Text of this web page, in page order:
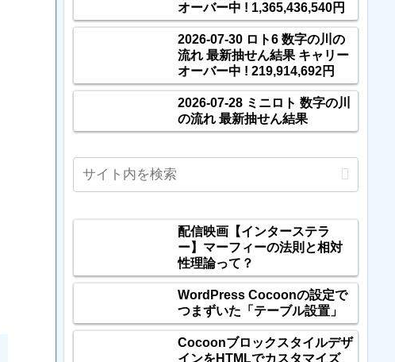
オーバー中 ! 1,365,436,540円
2026-07-30 ロト6 数字の川の
流れ 最新抽せん結果 キャリー
オーバー中 ! 219,914,692円
2026-07-28 ミニロト 数字の川
の流れ 最新抽せん結果
配信映画【インターステラ
ー】マーフィーの法則と相対
性理論って？
WordPress Cocoonの設定で
つまずいた「テーブル設置」
Cocoonブロックスタイルデザ
インをHTMLでカスタマイズ